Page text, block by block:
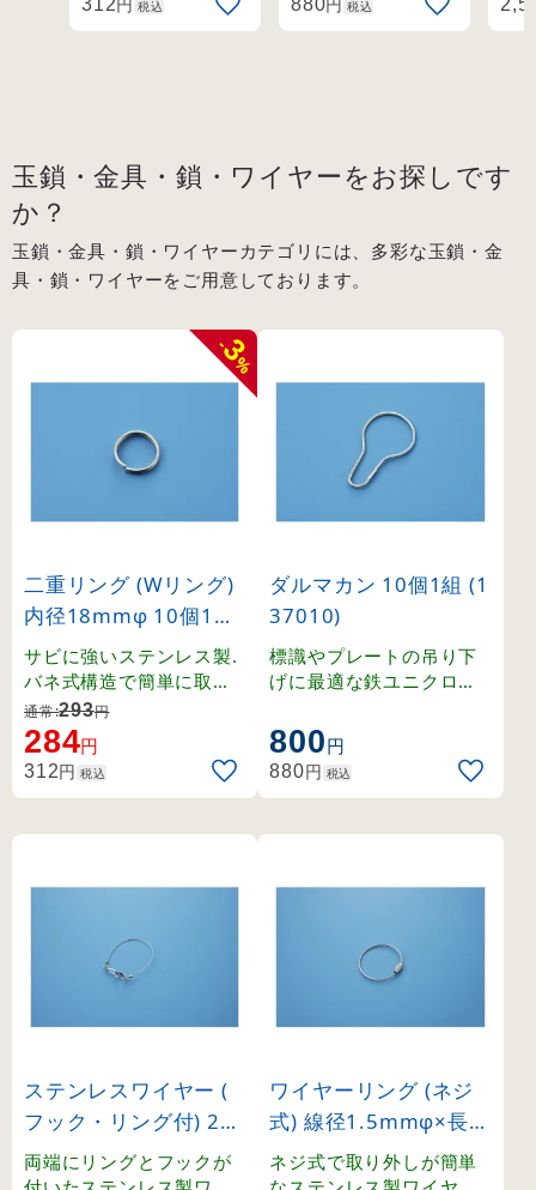
税込 税込
玉鎖・金具・鎖・ワイヤーをお探しです
か？
玉鎖・金具・鎖・ワイヤーカテゴリには、多彩な玉鎖・金
具・鎖・ワイヤーをご用意しております。
-
3
%
二重リング (Wリング)
内径18mmφ 10個1組
(137420)
サビに強いステンレス製.
バネ式構造で簡単に取り
外しができる二重リング
。
通常:293円
284円
312円 税込
ダルマカン 10個1組 (1
37010)
標識やプレートの吊り下
げに最適な鉄ユニクロメ
800円
880円 税込
ステンレスワイヤー (
フック・リング付) 200
mm 10本1組 (308041
)
両端にリングとフックが
ワイヤーリング (ネジ
式) 線径1.5mmφ×長さ
160mm 10個1組 (137
260)
ネジ式で取り外しが簡単